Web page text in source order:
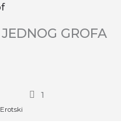
GROFA
1
Erotski